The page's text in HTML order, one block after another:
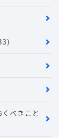
）
べきこと